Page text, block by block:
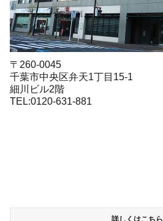
〒260-0045
千葉市中央区弁天1丁目15-1
細川ビル2階
TEL:0120-631-881
詳しくはこちら